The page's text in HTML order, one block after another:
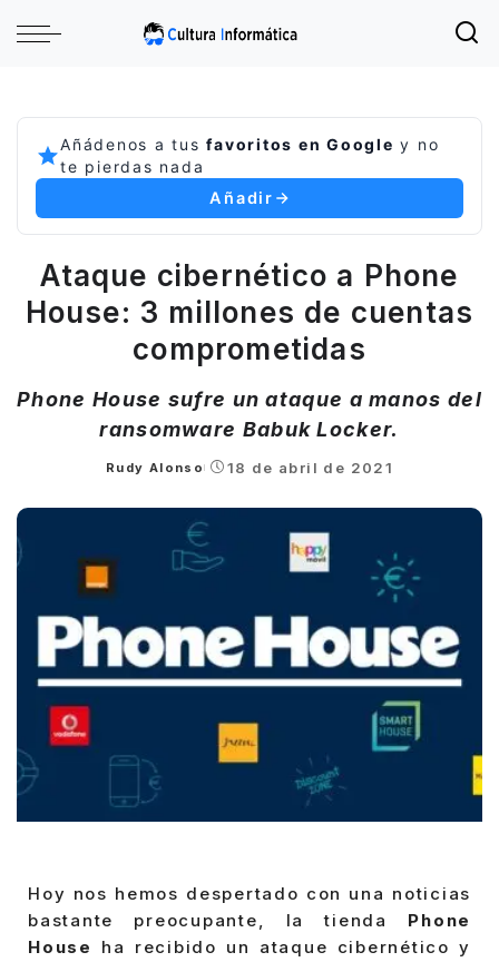
Añádenos a tusfavoritos en Google y no
te pierdas nada
Añadir
Ataque cibernético a Phone
House: 3 millones de cuentas
comprometidas
Phone House sufre un ataque a manos del
ransomware Babuk Locker.
Posted
Rudy Alonso 18 de abril de 2021
Hoy nos hemos despertado con una noticias
bastante preocupante, la tienda Phone
House
ha recibido un ataque cibernético y